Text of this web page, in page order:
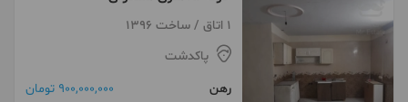
1 اتاق / ساخت 1396
پاکدشت
رهن
900,000,000 تومان